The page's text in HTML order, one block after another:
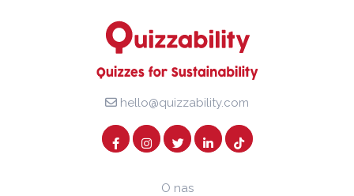
hello@quizzability.com
O nas